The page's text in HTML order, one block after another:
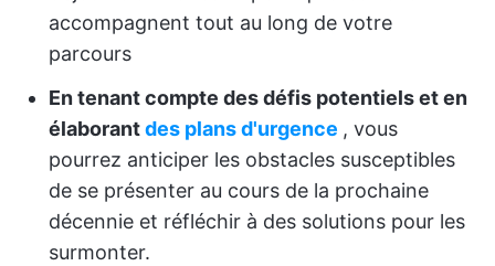
accompagnent tout au long de votre
parcours
En tenant compte des défis potentiels et en
élaborantdes plans d'urgence , vous
pourrez anticiper les obstacles susceptibles
de se présenter au cours de la prochaine
décennie et réfléchir à des solutions pour les
surmonter.